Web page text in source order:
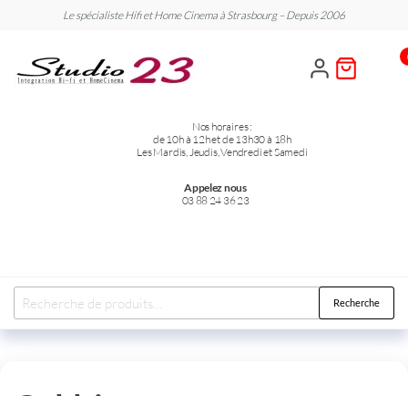
Le spécialiste Hifi et Home Cinema à Strasbourg – Depuis 2006
Nos horaires :
de 10h à 12h et de 13h30 à 18h
Les Mardis, Jeudis, Vendredi et Samedi
Appelez nous
03 88 24 36 23
Recherche